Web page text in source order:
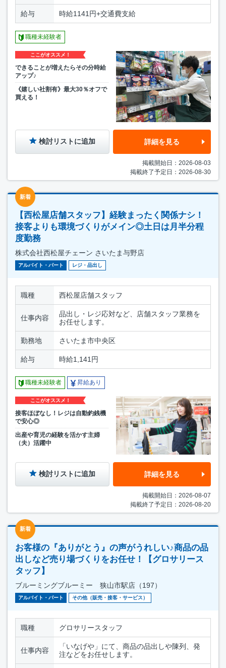
給与 時給1141円+交通費支給
職種未経験者
ここがオススメ！
できることが増えたらその分時給
アップ♪
《嬉しい社割有》最大30％オフで
買える！
検討リストに追加 詳細を見る
掲載開始日：2026-08-03
掲載終了予定日：2026-08-30
新着
【西松屋店舗スタッフ】経験まったく関係ナシ！
接客よりも環境づくりがメイン◎土日は月半分程
度勤務
株式会社西松屋チェーン さいたま与野店
アルバイト・パート レジ・品出し
職種 西松屋店舗スタッフ
仕事内容
品出し・レジ応対など、店舗スタッフ業務を
お任せします。
勤務地 さいたま市中央区
給与 時給1,141円
職種未経験者 昇給あり
ここがオススメ！
接客ほぼなし！レジは自動釣銭機
で安心◎
出産や育児の経験を活かす主婦
（夫）活躍中
検討リストに追加 詳細を見る
掲載開始日：2026-08-07
掲載終了予定日：2026-08-20
新着
お客様の『ありがとう』の声がうれしい♪商品の品
出しなど売り場づくりをお任せ！【グロサリース
タッフ】
ブルーミングブルーミー 狭山市駅店（197）
アルバイト・パート その他（販売・接客・サービス）
職種 グロサリースタッフ
仕事内容
「いなげや」にて、商品の品出しや陳列、発
注などをお任せします。